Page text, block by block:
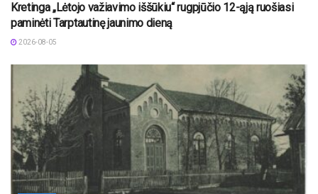
Kretinga „Lėtojo važiavimo iššūkiu“ rugpjūčio 12-ąją ruošiasi
paminėti Tarptautinę jaunimo dieną
2026-08-05